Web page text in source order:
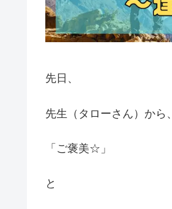
先日、
先生（タローさん）から、
「ご褒美☆」
と